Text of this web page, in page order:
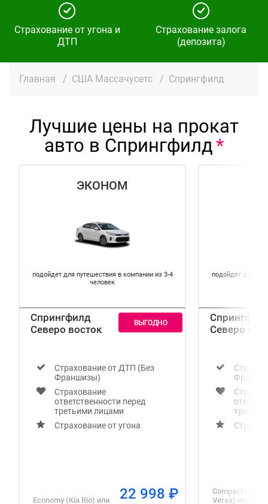
Страхование от угона и
ДТП
Страхование залога
(депозита)
Главная / США Массачусетс / Спрингфилд
Лучшие цены на прокат
авто в Спрингфилд
ЭКОНОМ
подойдет для путешествия в компании из 3-4
человек
Спрингфилд
Северо восток
Страхование от ДТП (Без
Франшизы)
Страхование
ответственности перед
третьими лицами
Страхование от угона
Economy (Kia Rio) или
22 998 ₽
подойдет для
Северо
Compact
Versa) или